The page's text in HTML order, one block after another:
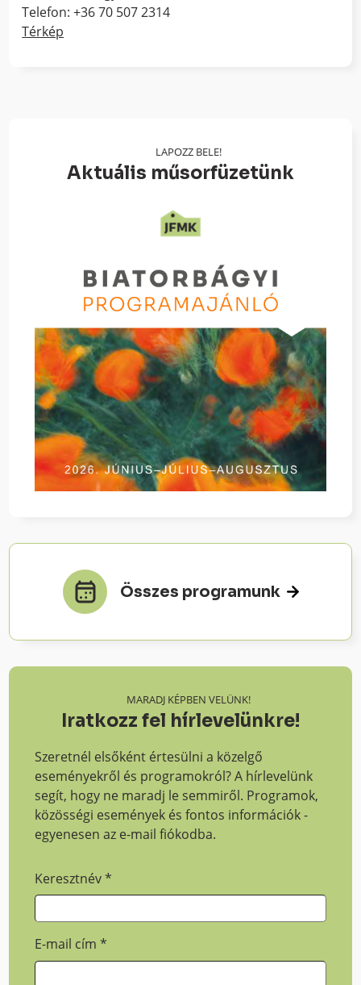
Telefon: +36 70 507 2314
Térkép
LAPOZZ BELE!
Aktuális műsorfüzetünk
Összes programunk
MARADJ KÉPBEN VELÜNK!
Iratkozz fel hírlevelünkre!
Szeretnél elsőként értesülni a közelgő
eseményekről és programokról? A hírlevelünk
segít, hogy ne maradj le semmiről. Programok,
közösségi események és fontos információk -
egyenesen az e-mail fiókodba.
Keresztnév*
E-mail cím*